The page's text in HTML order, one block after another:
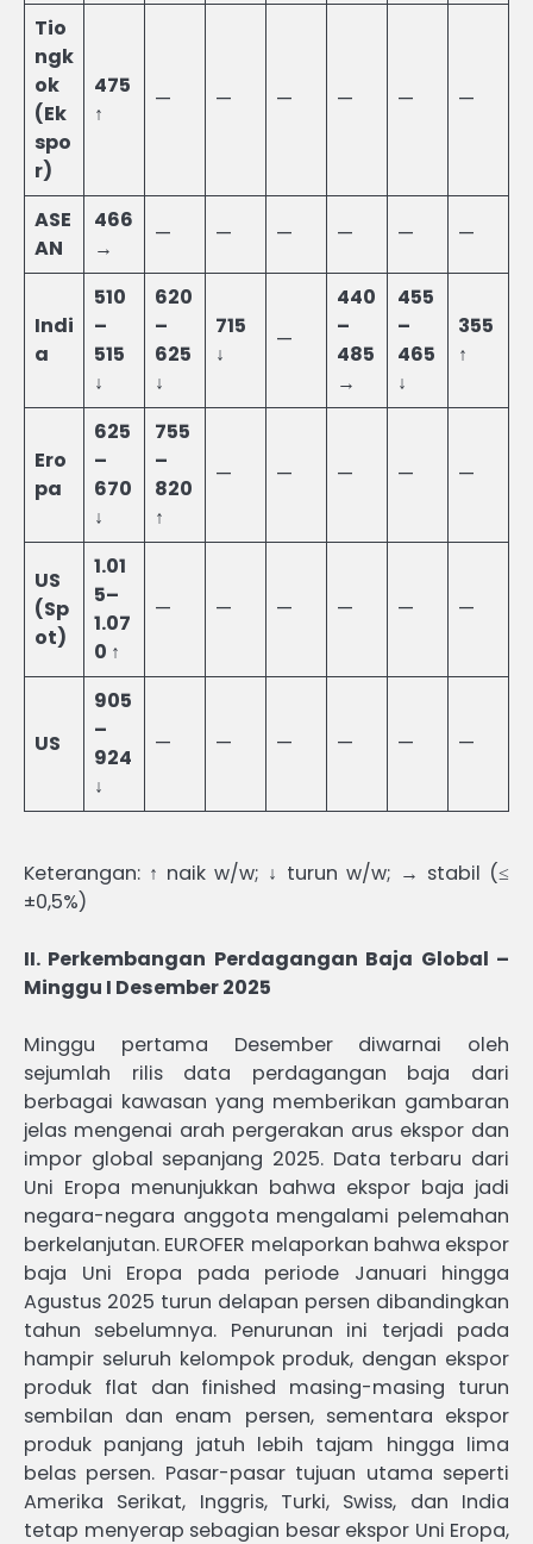
Tio
ngk
ok
(Ek
spo
r)
475
↑
— — — — — —
ASE
AN
466
→
— — — — — —
Indi
a
510
–
515
↓
620
–
625
↓
715
↓
—
440
–
485
→
455
–
465
↓
355
↑
Ero
pa
625
–
670
↓
755
–
820
↑
— — — — —
US
(Sp
ot)
1.01
5–
1.07
0 ↑
— — — — — —
US
905
–
924
↓
— — — — — —
Keterangan: ↑ naik w/w; ↓ turun w/w; → stabil (≤
±0,5%)
II. Perkembangan Perdagangan Baja Global –
Minggu I Desember 2025
Minggu pertama Desember diwarnai oleh
sejumlah rilis data perdagangan baja dari
berbagai kawasan yang memberikan gambaran
jelas mengenai arah pergerakan arus ekspor dan
impor global sepanjang 2025. Data terbaru dari
Uni Eropa menunjukkan bahwa ekspor baja jadi
negara-negara anggota mengalami pelemahan
berkelanjutan. EUROFER melaporkan bahwa ekspor
baja Uni Eropa pada periode Januari hingga
Agustus 2025 turun delapan persen dibandingkan
tahun sebelumnya. Penurunan ini terjadi pada
hampir seluruh kelompok produk, dengan ekspor
produk flat dan finished masing-masing turun
sembilan dan enam persen, sementara ekspor
produk panjang jatuh lebih tajam hingga lima
belas persen. Pasar-pasar tujuan utama seperti
Amerika Serikat, Inggris, Turki, Swiss, dan India
tetap menyerap sebagian besar ekspor Uni Eropa,